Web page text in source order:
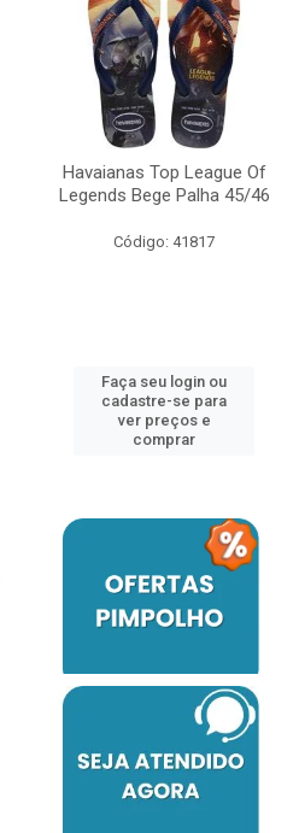
Havaianas Top League Of
Legends Bege Palha 45/46
Código: 41817
Faça seu login ou
cadastre-se para
ver preços e
comprar